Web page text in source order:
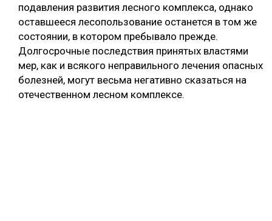
подавления развития лесного комплекса, однако
оставшееся лесопользование останется в том же
состоянии, в котором пребывало прежде.
Долгосрочные последствия принятых властями
мер, как и всякого неправильного лечения опасных
болезней, могут весьма негативно сказаться на
отечественном лесном комплексе.